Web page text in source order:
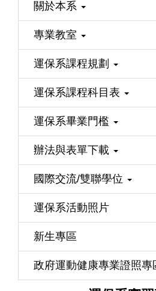
關於本系
專業教室
運保系課程規劃
運保系課程科目表
運保系畢業門檻
辦法與表單下載
國際交流/雙聯學位
運保系活動照片
新生專區
政府運動健康專業證照專